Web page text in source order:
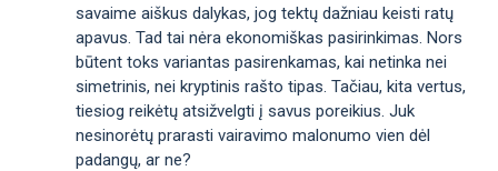
savaime aiškus dalykas, jog tektų dažniau keisti ratų
apavus. Tad tai nėra ekonomiškas pasirinkimas. Nors
būtent toks variantas pasirenkamas, kai netinka nei
simetrinis, nei kryptinis rašto tipas. Tačiau, kita vertus,
tiesiog reikėtų atsižvelgti į savus poreikius. Juk
nesinorėtų prarasti vairavimo malonumo vien dėl
padangų, ar ne?